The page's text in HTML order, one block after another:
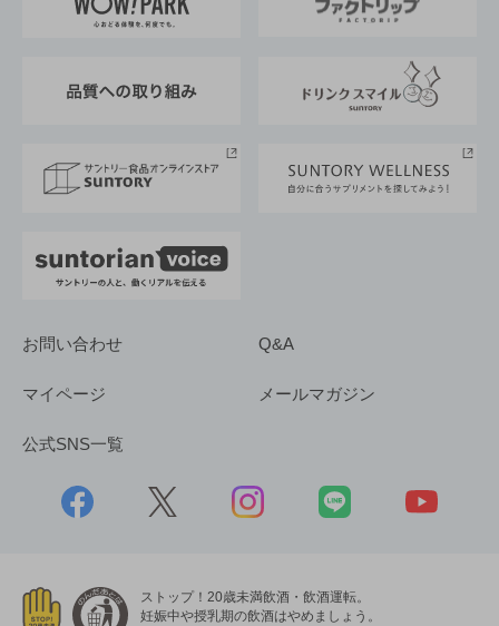
地域情報
サントリーサンバーズ大阪
サントリーが考えるサステナビリティ経営
企業概要
採用情報
お問い合わせ Q&A
マイページ メールマガジン
公式SNS一覧
ストップ！20歳未満飲酒・飲酒運転。
妊娠中や授乳期の飲酒はやめましょう。